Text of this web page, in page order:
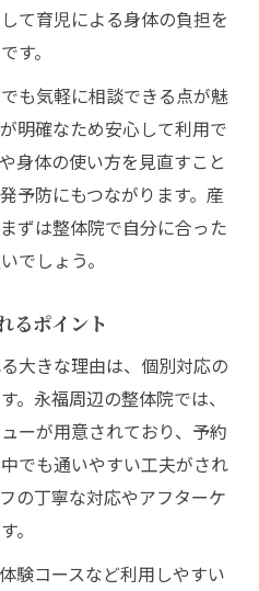
て育児による身体の負担を
す。
も気軽に相談できる点が魅
明確なため安心して利用で
身体の使い方を見直すこと
予防にもつながります。産
ずは整体院で自分に合った
でしょう。
るポイント
大きな理由は、個別対応の
。永福周辺の整体院では、
ーが用意されており、予約
でも通いやすい工夫がされ
の丁寧な対応やアフターケ
。
験コースなど利用しやすい